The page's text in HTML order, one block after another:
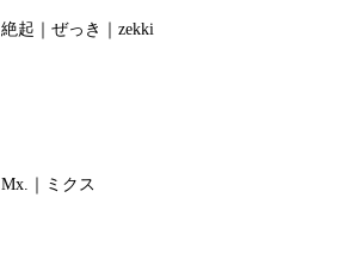
絶起｜ぜっき｜zekki
Mx.｜ミクス